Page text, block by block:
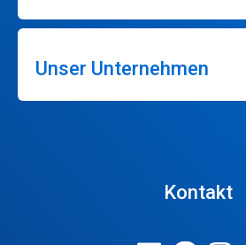
Unser Unternehmen
Kontakt